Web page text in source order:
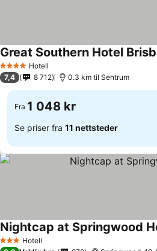
4 StjernerHotell
Great Southern Hotel
7,4 8 712 0.3 km til Sentrum
Fra 1 048 kr
Se priser fra 11 nettsteder
3 StjernerHotell
Nightcap at Springwood